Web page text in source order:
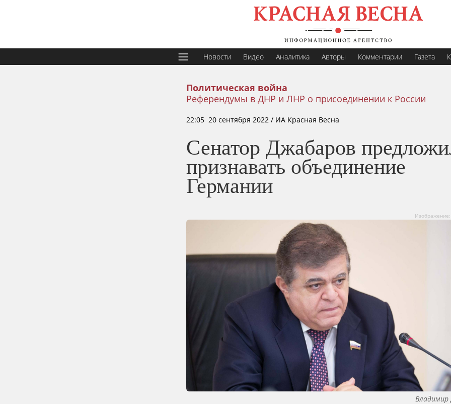
Новости Видео Аналитика Авторы Комментарии Газета
Политическая война
Референдумы в ДНР и ЛНР о присоединении к России
22:05 20 сентября 2022 / ИА Красная Весна
Сенатор Джабаров
признавать объединение
Германии